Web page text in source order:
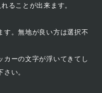
ることが出来ます。
す。無地が良い方は選択不
カーの文字が浮いてきてし
い。